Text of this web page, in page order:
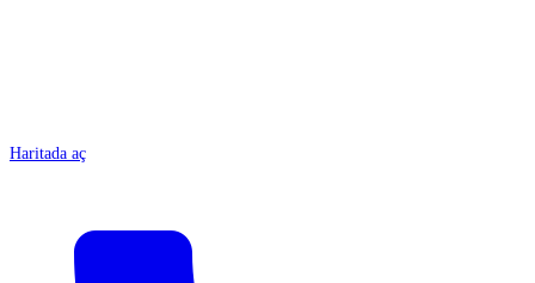
Haritada aç